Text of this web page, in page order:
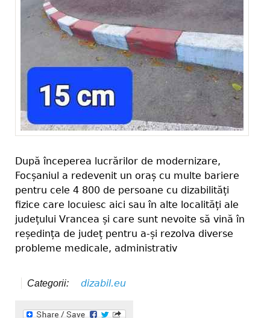
După începerea lucrărilor de modernizare,
Focșaniul a redevenit un oraș cu multe bariere
pentru cele 4 800 de persoane cu dizabilități
fizice care locuiesc aici sau în alte localități ale
județului Vrancea și care sunt nevoite să vină în
reședința de județ pentru a-și rezolva diverse
probleme medicale, administrativ
Categorii: dizabil.eu